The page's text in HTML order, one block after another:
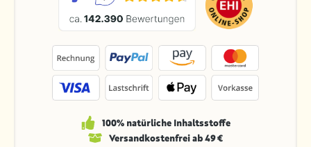
100% natürliche Inhaltsstoffe
Versandkosten­frei ab 49 €